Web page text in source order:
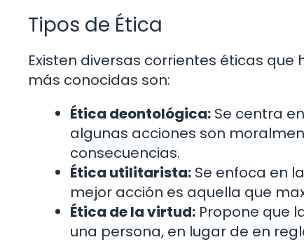
Tipos de Ética
Existen diversas corrientes éticas
más conocidas son:
Ética deontológica: Se centra
algunas acciones son
consecuencias.
Ética utilitarista: Se enfoca en
mejor acción es aquella que
Ética de la virtud: Propone que
una persona, en lugar de en